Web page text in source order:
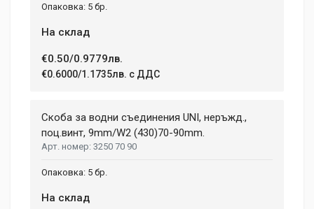
5 бр.
На склад
€0.50/0.9779лв.
€0.6000/1.1735лв. с ДДС
Скоба за водни съединения UNI, неръжд.,
поц.винт, 9mm/W2 (430)70-90mm.
3250 70 90
5 бр.
На склад